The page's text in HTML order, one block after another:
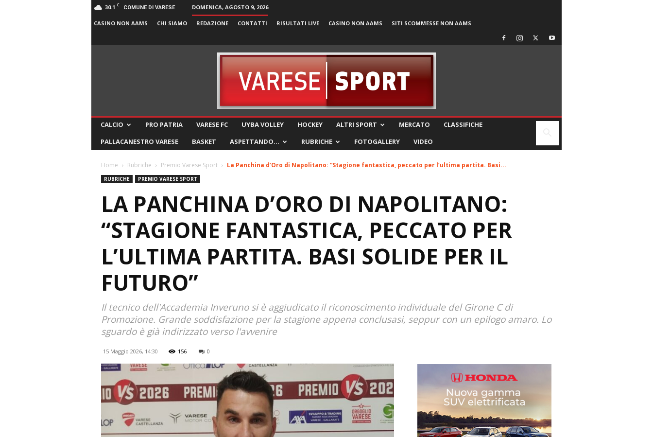
30.1 C COMUNE DI VARESE DOMENICA, AGOSTO 9, 2026
CASINO NON AAMS CHI SIAMO REDAZIONE CONTATTI RISULTATI LIVE CASINO NON AAMS SITI SCOMMESSE NON AAMS
CALCIO PRO PATRIA VARESE FC UYBA VOLLEY HOCKEY ALTRI SPORT MERCATO
CLASSIFICHE
PALLACANESTRO VARESE
BASKET ASPETTANDO… RUBRICHE FOTOGALLERY VIDEO
Home Rubriche Premio Varese Sport La Panchina d’Oro di Napolitano: “Stagione fantastica, peccato per l’ultima partita. Basi...
RUBRICHE PREMIO VARESE SPORT
LA PANCHINA D’ORO DI NAPOLITANO:
“STAGIONE FANTASTICA, PECCATO PER
L’ULTIMA PARTITA. BASI SOLIDE PER IL
FUTURO”
Il tecnico dell'Accademia Inveruno si è aggiudicato il riconoscimento individuale del Girone C di
Promozione. Grande soddisfazione per la stagione appena conclusasi, seppur con un epilogo amaro. Lo
sguardo è già indirizzato verso l'avvenire
15 Maggio 2026, 14:30 156 0